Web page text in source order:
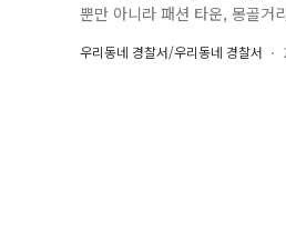
뿐만 아니라 패션 타운, 몽골거
두고 있습니다. 또한 을지로
운영하여 시민과 방문객의 안
우리동네 경찰서/우리동네 경찰서